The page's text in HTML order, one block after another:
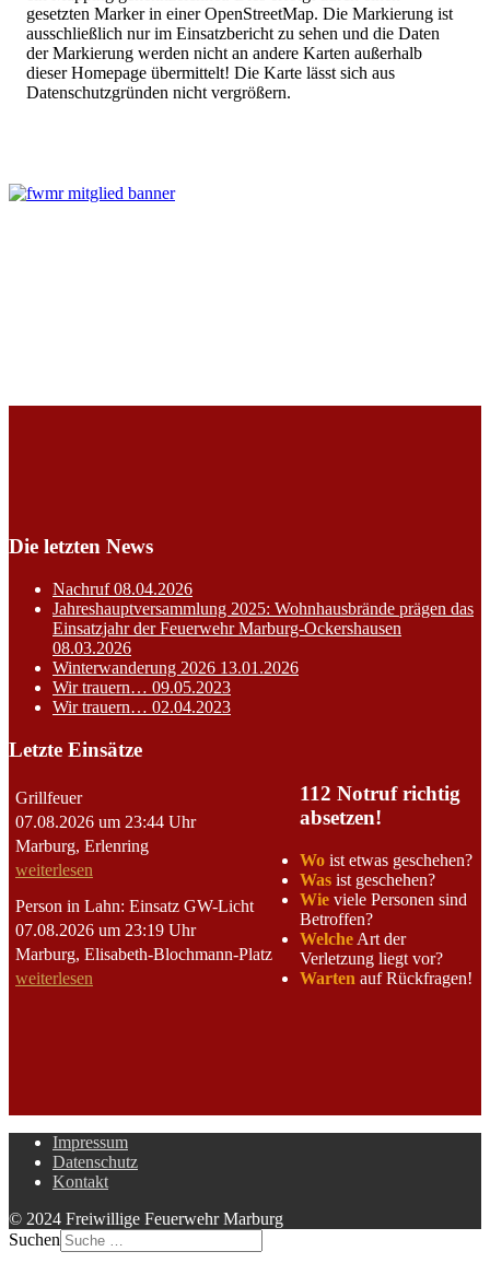
gesetzten Marker in einer OpenStreetMap. Die Markierung ist
ausschließlich nur im Einsatzbericht zu sehen und die Daten
der Markierung werden nicht an andere Karten außerhalb
dieser Homepage übermittelt! Die Karte lässt sich aus
Datenschutzgründen nicht vergrößern.
Die letzten News
Nachruf08.04.2026
Jahreshauptversammlung 2025: Wohnhausbrände prägen das
Einsatzjahr der Feuerwehr Marburg-Ockershausen
08.03.2026
Winterwanderung 2026 13.01.2026
Wir trauern… 09.05.2023
Wir trauern… 02.04.2023
Letzte Einsätze
Grillfeuer
07.08.2026 um 23:44 Uhr
Marburg, Erlenring
weiterlesen
Person in Lahn: Einsatz GW-Licht
07.08.2026 um 23:19 Uhr
Marburg, Elisabeth-Blochmann-Platz
weiterlesen
112 Notruf richtig
absetzen!
Wo ist etwas geschehen?
Was ist geschehen?
Wie viele Personen sind
Betroffen?
Welche Art der
Verletzung liegt vor?
Warten auf Rückfragen!
Impressum
Datenschutz
Kontakt
© 2024 Freiwillige Feuerwehr Marburg
Suchen